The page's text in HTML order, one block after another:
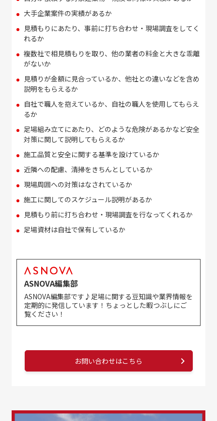
大手企業案件の実績があるか
見積もりにあたり、事前に打ち合わせ・現場調査をしてく
れるか
複数社で相見積もりを取り、他の業者の料金と大きな乖離
がないか
見積りが金額に見合っているか、他社との違いなどを含め
説明をもらえるか
自社で職人を抱えているか、自社の職人を使用してもらえ
るか
足場組み立てにあたり、どのような危険があるかなど安全
対策に関して説明してもらえるか
施工品質と安全に関する基準を設けているか
近隣への配慮、清掃をきちんとしているか
現場周囲への対策はなされているか
施工に関してのスケジュール説明があるか
見積もり前に打ち合わせ・現場調査を行なってくれるか
足場資材は自社で保有しているか
ASNOVA編集部
ASNOVA編集部です♪足場に関する豆知識や業界情報を
定期的に発信しています！ちょっとした暇つぶしにご
覧ください！
お問い合わせはこちら